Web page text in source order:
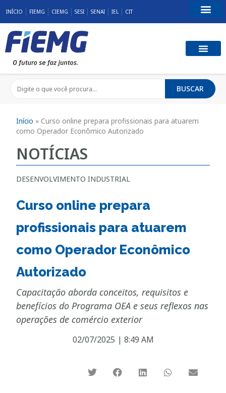
INÍCIO FIEMG CIEMG SESI SENAI IEL CIT
BUSCAR
Início » Curso online prepara profissionais para atuarem
como Operador Econômico Autorizado
NOTÍCIAS
DESENVOLVIMENTO INDUSTRIAL
Curso online prepara
profissionais para atuarem
como Operador Econômico
Autorizado
Capacitação aborda conceitos, requisitos e
benefícios do Programa OEA e seus reflexos nas
operações de comércio exterior
02/07/2025 | 8:49 AM